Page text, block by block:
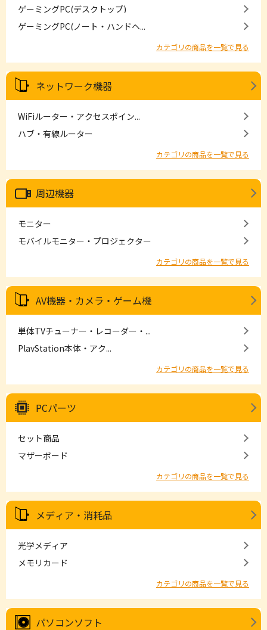
ゲーミングPC(デスクトップ)
ゲーミングPC(ノート・ハンドヘ...
カテゴリの商品を一覧で見る
ネットワーク機器
WiFiルーター・アクセスポイン...
ハブ・有線ルーター
カテゴリの商品を一覧で見る
周辺機器
モニター
モバイルモニター・プロジェクター
カテゴリの商品を一覧で見る
AV機器・カメラ・ゲーム機
単体TVチューナー・レコーダー・...
PlayStation本体・アク...
カテゴリの商品を一覧で見る
PCパーツ
セット商品
マザーボード
カテゴリの商品を一覧で見る
メディア・消耗品
光学メディア
メモリカード
カテゴリの商品を一覧で見る
パソコンソフト